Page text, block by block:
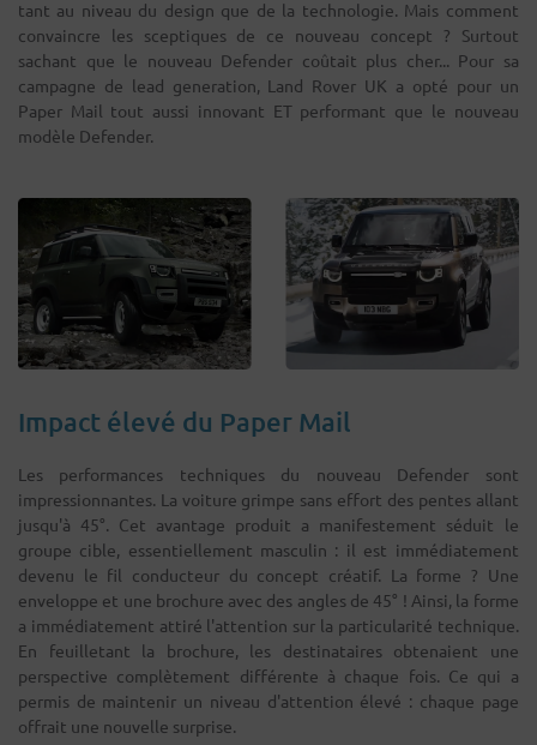
tant au niveau du design que de la technologie. Mais comment
convaincre les sceptiques de ce nouveau concept ? Surtout
sachant que le nouveau Defender coûtait plus cher... Pour sa
campagne de lead generation, Land Rover UK a opté pour un
Paper Mail tout aussi innovant ET performant que le nouveau
modèle Defender.
Impact élevé du Paper Mail
Les performances techniques du nouveau Defender sont
impressionnantes. La voiture grimpe sans effort des pentes allant
jusqu'à 45°. Cet avantage produit a manifestement séduit le
groupe cible, essentiellement masculin : il est immédiatement
devenu le fil conducteur du concept créatif. La forme ? Une
enveloppe et une brochure avec des angles de 45° ! Ainsi, la forme
a immédiatement attiré l'attention sur la particularité technique.
En feuilletant la brochure, les destinataires obtenaient une
perspective complètement différente à chaque fois. Ce qui a
permis de maintenir un niveau d'attention élevé : chaque page
offrait une nouvelle surprise.